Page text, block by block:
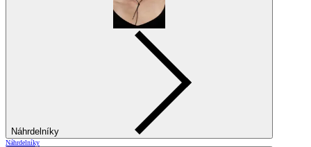
Náhrdelníky
Náhrdelníky